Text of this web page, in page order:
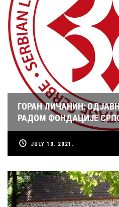
ГОРАН ЛИЧАНИН:
РАДОМ ФОНДАЦИЈЕ
JULY 10. 2021.